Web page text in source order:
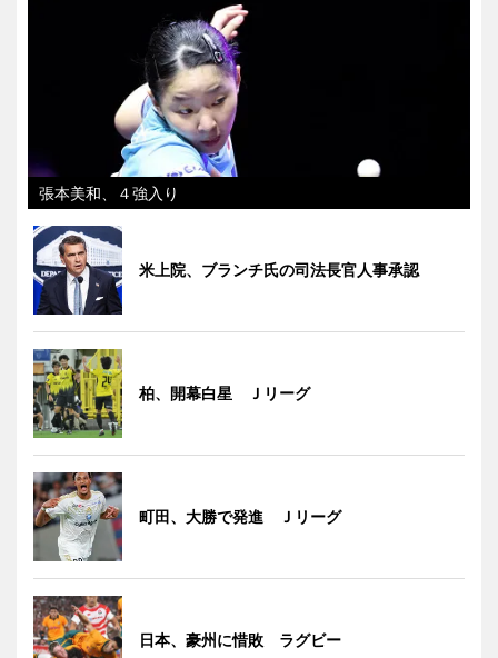
張本美和、４強入り
米上院、ブランチ氏の司法長官人事承認
柏、開幕白星 Ｊリーグ
町田、大勝で発進 Ｊリーグ
日本、豪州に惜敗 ラグビー